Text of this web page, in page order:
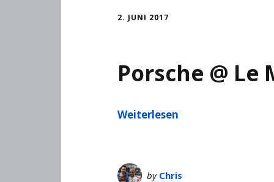
2. JUNI 2017
Porsche @ Le
Weiterlesen
by Chris